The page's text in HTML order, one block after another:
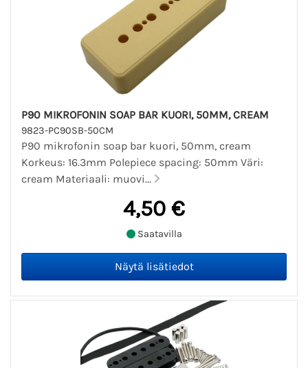
P90 MIKROFONIN SOAP BAR KUORI, 50MM, CREAM
9823-PC90SB-50CM
P90 mikrofonin soap bar kuori, 50mm, cream
Korkeus: 16.3mm Polepiece spacing: 50mm Väri:
cream Materiaali: muovi...
4,50 €
Saatavilla